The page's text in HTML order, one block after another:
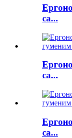
са...
са...
са...